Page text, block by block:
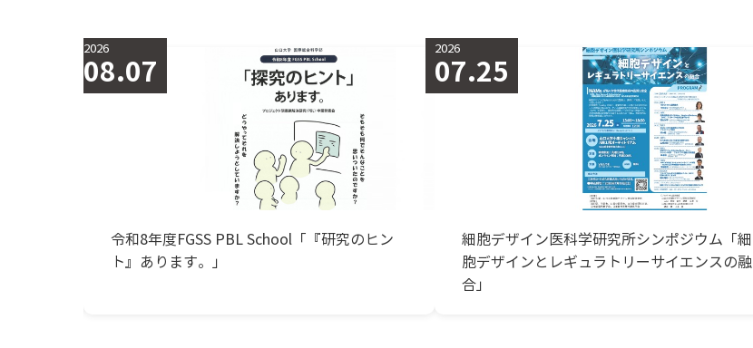
2026
07.25
細胞デザイン医科学研究所シンポジウム「細
胞デザインとレギュラトリーサイエンスの融
2026
07.17
第45回 東アジア学術講演会「漢籍と日本の古
典文学の影響関係～『高僧伝』から読む『源
氏物語』の夢～」